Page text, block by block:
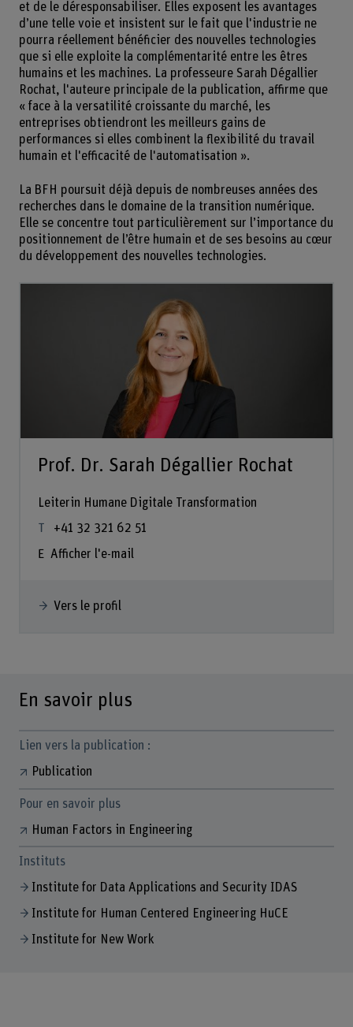
et de le déresponsabiliser. Elles exposent les avantages
d’une telle voie et insistent sur le fait que l'industrie ne
pourra réellement bénéficier des nouvelles technologies
que si elle exploite la complémentarité entre les êtres
humains et les machines. La professeure Sarah Dégallier
Rochat, l'auteure principale de la publication, affirme que
« face à la versatilité croissante du marché, les
entreprises obtiendront les meilleurs gains de
performances si elles combinent la flexibilité du travail
humain et l'efficacité de l'automatisation ».
La BFH poursuit déjà depuis de nombreuses années des
recherches dans le domaine de la transition numérique.
Elle se concentre tout particulièrement sur l’importance du
positionnement de l’être humain et de ses besoins au cœur
du développement des nouvelles technologies.
Prof. Dr. Sarah Dégallier Rochat
Leiterin Humane Digitale Transformation
+41 32 321 62 51
Afficher l'e-mail
Vers le profil
En savoir plus
Lien vers la publication :
Publication
Pour en savoir plus
Human Factors in Engineering
Instituts
Institute for Data Applications and Security IDAS
Institute for Human Centered Engineering HuCE
Institute for New Work